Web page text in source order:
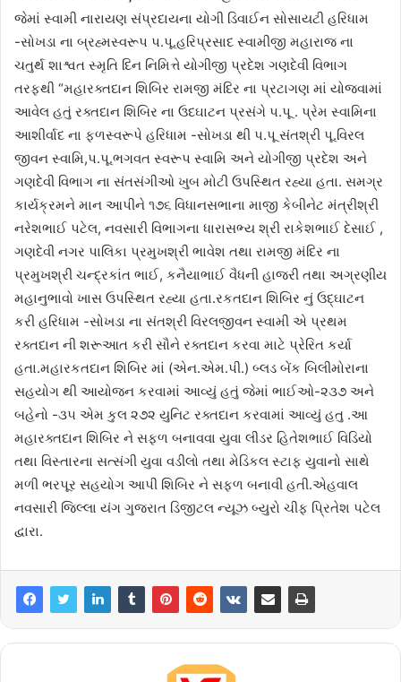
જેમાં સ્વામી નારાયણ સંપ્રદાયના યોગી ડિવાઈન સોસાયટી હરિધામ
-સોખડા ના બ્રહ્મસ્વરૂપ પ.પૂ.હરિપ્રસાદ સ્વામીજી મહારાજ ના
ચતુર્થ શાશ્વત સ્મૃતિ દિન નિમિત્તે યોગીજી પ્રદેશ ગણદેવી વિભાગ
તરફથી “મહારક્તદાન શિબિર રામજી મંદિર ના પ્રટાગણ માં યોજવામાં
આવેલ હતું રક્તદાન શિબિર ના ઉદઘાટન પ્રસંગે પ.પૂ . પ્રેમ સ્વામિના
આશીર્વાદ ના ફળસ્વરૂપે હરિધામ -સોખડા થી પ.પૂ સંતશ્રી પૂ.વિરલ
જીવન સ્વામિ,પ.પૂ.ભગવત સ્વરૂપ સ્વામિ અને યોગીજી પ્રદેશ અને
ગણદેવી વિભાગ ના સંતસંગીઓ ખુબ મોટી ઉપસ્થિત રહ્યા હતા. સમગ્ર
કાર્યક્રમને માન આપીને ૧૭૬ વિધાનસભાના માજી કેબીનેટ મંત્રીશ્રી
નરેશભાઈ પટેલ, નવસારી વિભાગના ધારાસભ્ય શ્રી રાકેશભાઈ દેસાઈ ,
ગણદેવી નગર પાલિકા પ્રમુખશ્રી ભાવેશ તથા રામજી મંદિર ના
પ્રમુખશ્રી ચન્દ્રકાંત ભાઈ, કનૈયાભાઈ વૈધની હાજરી તથા અગ્રણીય
મહાનુભાવો ખાસ ઉપસ્થિત રહ્યા હતા.રકતદાન શિબિર નું ઉદ્ઘાટન
કરી હરિધામ -સોખડા ના સંતશ્રી વિરલજીવન સ્વામી એ પ્રથમ
રક્તદાન ની શરૂઆત કરી સૌને રક્તદાન કરવા માટે પ્રેરિત કર્યા
હતા.મહારકતદાન શિબિર માં (એન.એમ.પી.) બ્લડ બેંક બિલીમોરાના
સહયોગ થી આયોજન કરવામાં આવ્યું હતું જેમાં ભાઈઓ-૨૩૭ અને
બહેનો -૩૫ એમ કુલ ૨૭૨ યુનિટ રક્તદાન કરવામાં આવ્યું હતુ .આ
મહારક્તદાન શિબિર ને સફળ બનાવવા યુવા લીડર હિતેશભાઈ વિડિયો
તથા વિસ્તારના સત્સંગી યુવા વડીલો તથા મેડિકલ સ્ટાફ યુવાનો સાથે
મળી ભરપૂર સહયોગ આપી શિબિર ને સફળ બનાવી હતી.એહવાલ
નવસારી જિલ્લા યંગ ગુજરાત ડિજીટલ ન્યૂઝ બ્યુરો ચીફ પ્રિતેશ પટેલ
દ્વારા.